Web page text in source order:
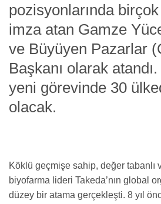
pozisyonlarında
imza atan Gamze
ve Büyüyen Pazarlar
Başkanı olarak
yeni görevinde 30
olacak.
Köklü geçmişe sahip, değer tabanlı
biyofarma lideri Takeda’nın global
düzey bir atama gerçekleşti. 8 yıl